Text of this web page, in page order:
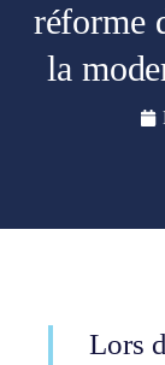
réforme
la
Lors